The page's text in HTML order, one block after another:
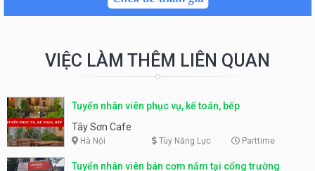
VIỆC LÀM THÊM LIÊN QUAN
Tuyển nhân viên phục vụ, kế toán, bếp
Tây Sơn Cafe
Hà Nội Tùy Năng Lực Parttime
Tuyển nhân viên bán cơm nắm tại cổng trường